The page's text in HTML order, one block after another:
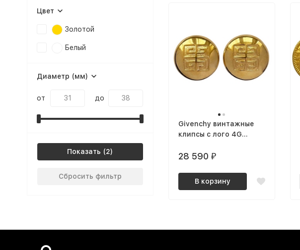
Givenchy винтажные
клипсы с лого 4G
28 590 ₽
В корзину
Цвет
Золотой
Белый
Диаметр (мм)
от до
Показать
Сбросить фильтр